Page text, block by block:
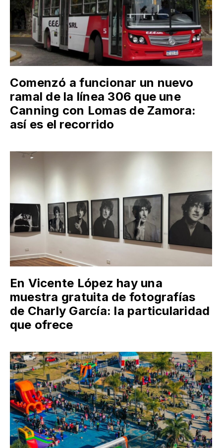
Comenzó a funcionar un nuevo
ramal de la línea 306 que une
Canning con Lomas de Zamora:
así es el recorrido
En Vicente López hay una
muestra gratuita de fotografías
de Charly García: la particularidad
que ofrece